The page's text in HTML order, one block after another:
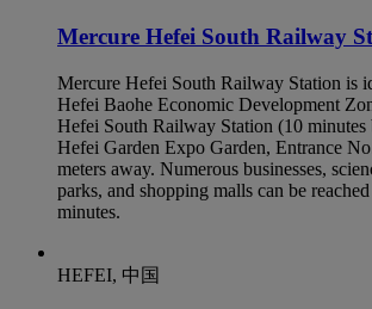
Mercure Hefei South Railway
Mercure Hefei South Railway Station is
Hefei Baohe Economic Development
Hefei South Railway Station (10
Hefei Garden Expo Garden, Entrance
meters away. Numerous businesses,
parks, and shopping malls can be
minutes.
HEFEI, 中国